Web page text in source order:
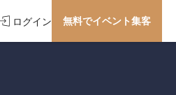
ログイン 無料でイベント集客